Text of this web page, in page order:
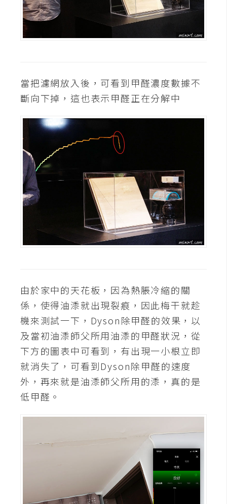
作
提
案
當把濾網放入後，可看到甲醛濃度數據不
斷向下掉，這也表示甲醛正在分解中
由於家中的天花板，因為熱脹冷縮的關
係，使得油潻就出現裂痕，因此梅干就趁
機來測試一下，Dyson除甲醛的效果，以
及當初油潻師父所用油潻的甲醛狀況，從
下方的圖表中可看到，有出現一小根立即
就消失了，可看到Dyson除甲醛的速度
外，再來就是油潻師父所用的潻，真的是
低甲醛。